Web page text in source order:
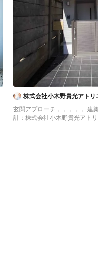
株式会社小木野貴光アト
玄関アプローチ 。。。。。建築場所：東京都北区 設
計：株式会社小木野貴光アト